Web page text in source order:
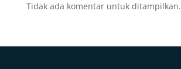
Tidak ada komentar untuk ditampilkan.